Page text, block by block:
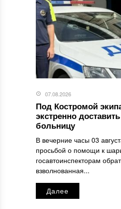
07.08.2026
Под Костромой
экстренно
больницу
В вечерние часы 03
просьбой о помощи к
госавтоинспекторам
взволнованная...
Далее